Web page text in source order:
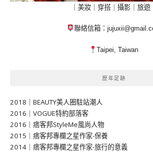
｜美妝｜穿搭｜攝影｜旅遊｜
聯絡信箱：
Taipei, Taiwan
歷年足跡
2018｜BEAUTY美人圈駐站潮人
2016｜VOGUE特約部落客
2016｜痞客邦StyleMe風尚人物
2015｜痞客邦專欄之星作家-保養
2014｜痞客邦專欄之星作家-旅行的意義